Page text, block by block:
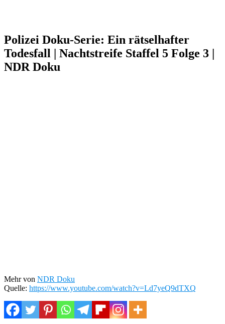
Polizei Doku-Serie: Ein rätselhafter
Todesfall | Nachtstreife Staffel 5 Folge 3 |
NDR Doku
Mehr von NDR Doku
Quelle: https://www.youtube.com/watch?v=Ld7yeQ9dTXQ